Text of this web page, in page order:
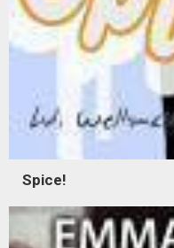
Spice!